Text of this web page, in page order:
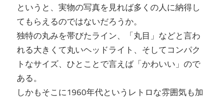
というと、実物の写真を見れば多くの人に納得し
てもらえるのではないだろうか。
独特の丸みを帯びたライン、「丸目」などと言わ
れる大きくて丸いヘッドライト、そしてコンパク
トなサイズ、ひとことで言えば「かわいい」ので
ある。
しかもそこに1960年代というレトロな雰囲気も加